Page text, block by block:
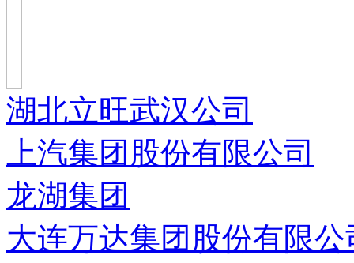
湖北立旺武汉公司
上汽集团股份有限公司
龙湖集团
大连万达集团股份有限公